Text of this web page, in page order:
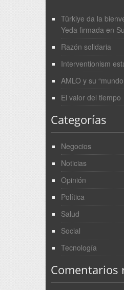
Türkiye da la
Yeda firmada en
Razón solidaria
Interventionism
AMLO y su
El valor del tiempo
Categorías
Negocios
Noticias
Opinión
Política
Salud
Social
Tecnología
Comentarios